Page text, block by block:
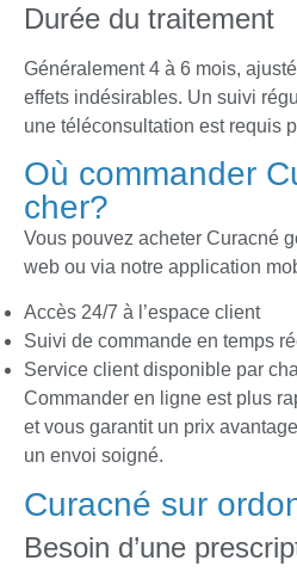
Durée du traitement
Généralement 4 à 6 mois,
effets indésirables. Un suivi
une téléconsultation est requis
Où commander
cher?
Vous pouvez acheter Curacné
web ou via notre application
Accès 24/7 à l’espace client
Suivi de commande en temps
Service client disponible par
Commander en ligne est plus
et vous garantit un prix
un envoi soigné.
Curacné sur
Besoin d’une